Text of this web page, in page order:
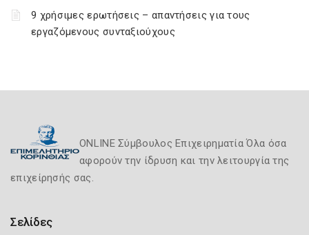
9 χρήσιμες ερωτήσεις – απαντήσεις για τους
εργαζόμενους συνταξιούχους
ONLINE Σύμβουλος Επιχειρηματία Όλα όσα
αφορούν την ίδρυση και την λειτουργία της
επιχείρησής σας.
Σελίδες